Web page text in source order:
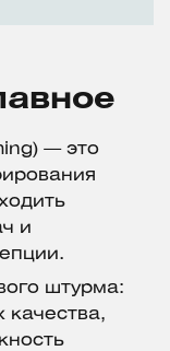
— это
и
штурма:
качества,